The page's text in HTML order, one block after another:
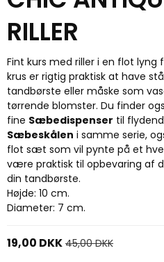
RILLER
Fint kurs med riller i en flot lyng
krus er rigtig praktisk at have
tandbørste eller måske som
tørrende blomster. Du finder
fine Sæbedispenser til
Sæbeskålen i samme serie,
flot sæt som vil pynte på et
være praktisk til opbevaring af
din tandbørste.
Højde: 10 cm.
Diameter: 7 cm.
19,00 DKK 45,00 DKK